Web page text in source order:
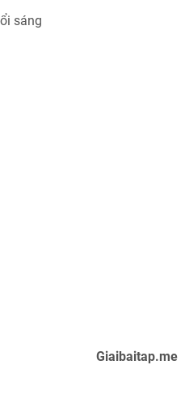
sáng
Giaibaitap.me